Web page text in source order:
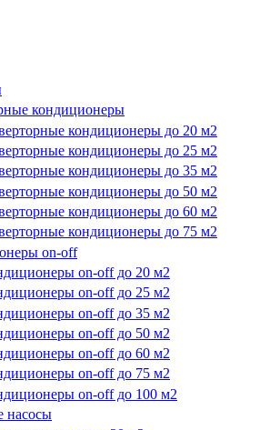
кондиционеры
кондиционеры до 20 м2
кондиционеры до 25 м2
кондиционеры до 35 м2
кондиционеры до 50 м2
кондиционеры до 60 м2
кондиционеры до 75 м2
on-off
on-off до 20 м2
on-off до 25 м2
on-off до 35 м2
on-off до 50 м2
on-off до 60 м2
on-off до 75 м2
on-off до 100 м2
насосы